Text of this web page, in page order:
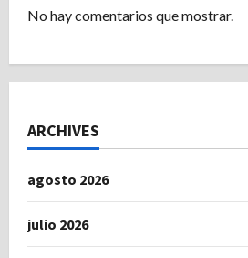
No hay comentarios que mostrar.
ARCHIVES
agosto 2026
julio 2026